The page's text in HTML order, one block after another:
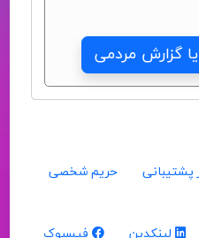
گزارش مردمی
پشتیبانی
حریم شخصی
لینکدین فیسبوک